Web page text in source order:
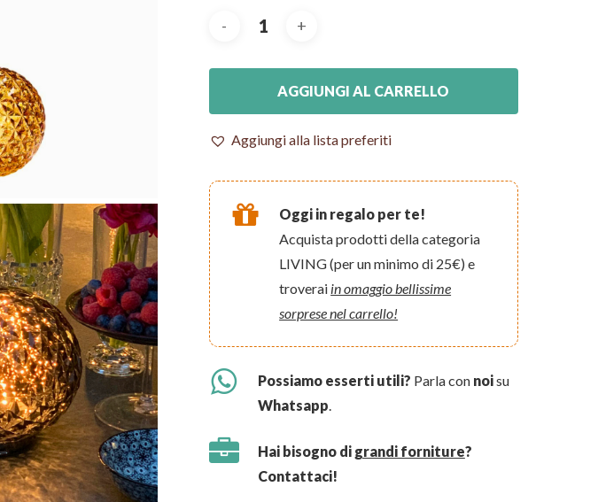
AGGIUNGI AL CARRELLO
Aggiungi alla lista preferiti
Oggi in regalo per te!
Acquista prodotti della categoria
LIVING (per un minimo di 25€) e
troverai in omaggio bellissime
sorprese nel carrello!
Possiamo esserti utili? Parla con noisu
Whatsapp.
Hai bisogno di grandi forniture?
Contattaci!